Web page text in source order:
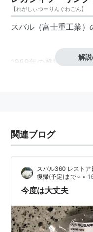
【れがしぃつーりんぐわごん】
スバル（富士重工業）
1989年の登場以来、
り、グランドツーリン
リスト::自動車
解
関連ブログ
スバル360 レスト
復帰(予定)まで~ •
今度は大丈夫